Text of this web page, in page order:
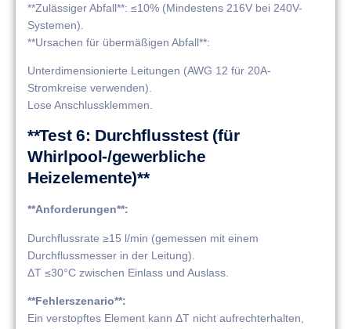
**Zulässiger Abfall**: ≤10% (Mindestens 216V bei 240V-
Systemen).
**Ursachen für übermäßigen Abfall**:
Unterdimensionierte Leitungen (AWG 12 für 20A-
Stromkreise verwenden).
Lose Anschlussklemmen.
**Test 6: Durchflusstest (für
Whirlpool-/gewerbliche
Heizelemente)**
**Anforderungen**:
Durchflussrate ≥15 l/min (gemessen mit einem
Durchflussmesser in der Leitung).
ΔT ≤30°C zwischen Einlass und Auslass.
**Fehlerszenario**:
Ein verstopftes Element kann ΔT nicht aufrechterhalten,